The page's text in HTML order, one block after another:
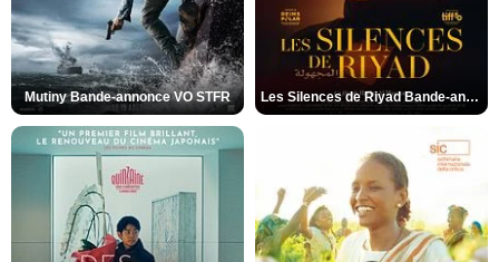
Mutiny Bande-annonce VO STFR Les Silences de Riyad Bande-annonce VO STFR